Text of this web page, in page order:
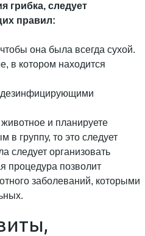
грибка, следует
правил:
она была всегда сухой.
в котором находится
дезинфицирующими
и планируете
в группу, то это следует
следует организовать
процедура позволит
заболеваний, которыми